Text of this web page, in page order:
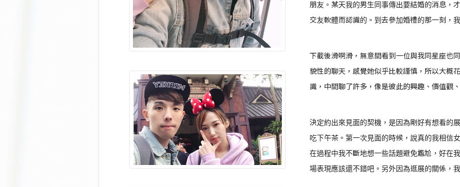
朋友。某天我的男生同事傳出要結婚的消息，
交友軟體而認識的。到去參加婚禮的那一刻，
下載後滑啊滑，無意間看到一位與我同星座也
貌性的聊天，感覺她似乎比較謹慎，所以大概
識，中間聊了許多，像是彼此的興趣、價值觀
決定約出來見面的契機，是因為剛好有想看的
吃下午茶。第一次見面的時候，說真的我相信
在過程中我不斷地想一些話題避免尷尬，好在
場表現應該還不錯吧。另外因為逛展的關係，